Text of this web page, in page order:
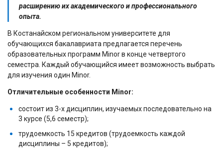
расширению их академического и профессионального
опыта.
В Костанайском региональном университете для
обучающихся бакалавриата предлагается перечень
образовательных программ Minor в конце четвертого
семестра. Каждый обучающийся имеет возможность выбрать
для изучения один Minor.
Отличительные особенности Minor:
состоит из 3-х дисциплин, изучаемых последовательно на
3 курсе (5,6 семестр);
трудоемкость 15 кредитов (трудоемкость каждой
дисциплины – 5 кредитов);